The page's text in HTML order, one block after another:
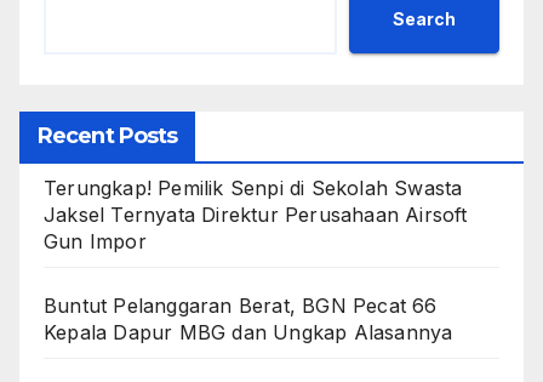
Search
Recent Posts
Terungkap! Pemilik Senpi di Sekolah Swasta
Jaksel Ternyata Direktur Perusahaan Airsoft
Gun Impor
Buntut Pelanggaran Berat, BGN Pecat 66
Kepala Dapur MBG dan Ungkap Alasannya